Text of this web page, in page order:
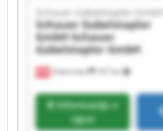
Gabersdorf 187 km
Schauer Gabelstapler GmbH
Schauer Gabelstapler
GmbH Schauer
Gabelstapler GmbH
Informacije o
cijeni